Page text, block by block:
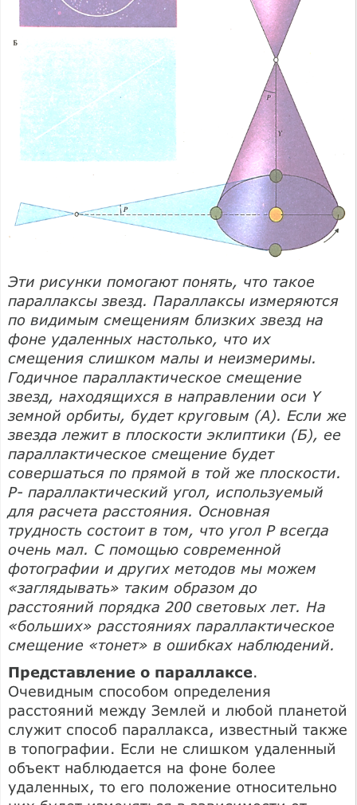
Эти рисунки помогают понять, что такое
параллаксы звезд. Параллаксы измеряются
по видимым смещениям близких звезд на
фоне удаленных настолько, что их
смещения слишком малы и неизмеримы.
Годичное параллактическое смещение
звезд, находящихся в направлении оси Y
земной орбиты, будет круговым (А). Если же
звезда лежит в плоскости эклиптики (Б), ее
параллактическое смещение будет
совершаться по прямой в той же плоскости.
Р- параллактический угол, используемый
для расчета расстояния. Основная
трудность состоит в том, что угол Р всегда
очень мал. С помощью современной
фотографии и других методов мы можем
«заглядывать» таким образом до
расстояний порядка 200 световых лет. На
«больших» расстояниях параллактическое
смещение «тонет» в ошибках наблюдений.
Представление о параллаксе.
Очевидным способом определения
расстояний между Землей и любой планетой
служит способ параллакса, известный также
в топографии. Если не слишком удаленный
объект наблюдается на фоне более
удаленных, то его положение относительно